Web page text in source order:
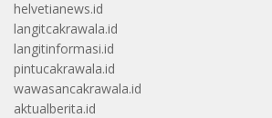
helvetianews.id
langitcakrawala.id
langitinformasi.id
pintucakrawala.id
wawasancakrawala.id
aktualberita.id